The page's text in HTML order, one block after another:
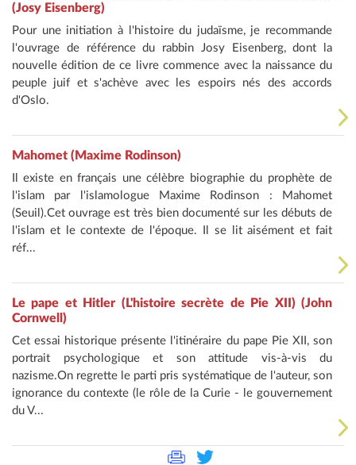
(Josy Eisenberg)
Pour une initiation à l'histoire du judaïsme, je recommande
l'ouvrage de référence du rabbin Josy Eisenberg, dont la
nouvelle édition de ce livre commence avec la naissance du
peuple juif et s'achève avec les espoirs nés des accords
d'Oslo.
Mahomet (Maxime Rodinson)
Il existe en français une célèbre biographie du prophète de
l'islam par l'islamologue Maxime Rodinson : Mahomet
(Seuil).Cet ouvrage est très bien documenté sur les débuts de
l'islam et le contexte de l'époque. Il se lit aisément et fait
réf...
Le pape et Hitler (L'histoire secrète de Pie XII) (John
Cornwell)
Cet essai historique présente l'itinéraire du pape Pie XII, son
portrait psychologique et son attitude vis-à-vis du
nazisme.On regrette le parti pris systématique de l'auteur, son
ignorance du contexte (le rôle de la Curie - le gouvernement
du V...